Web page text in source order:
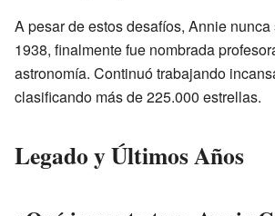
A pesar de estos desafíos, Annie
1938, finalmente fue nombrada
astronomía. Continuó trabajando
clasificando más de 225.000 estrellas.
Legado y Últimos Años